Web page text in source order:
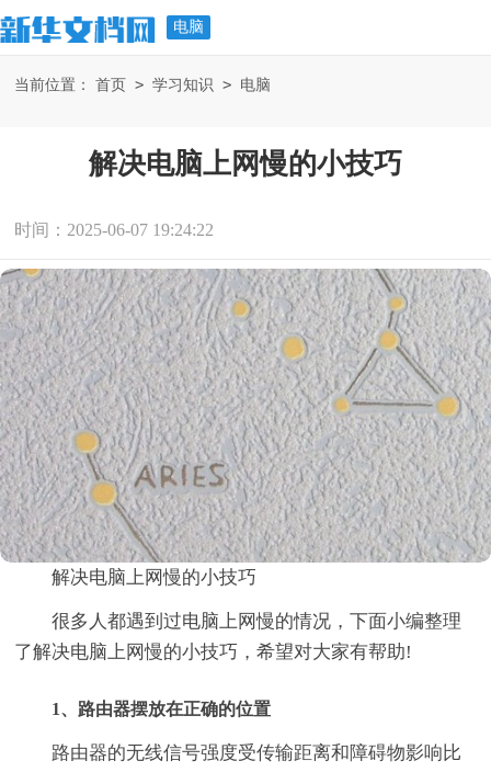
电脑
当前位置： 首页 > 学习知识 > 电脑
解决电脑上网慢的小技巧
时间：2025-06-07 19:24:22
解决电脑上网慢的小技巧
很多人都遇到过电脑上网慢的情况，下面小编整理
了解决电脑上网慢的小技巧，希望对大家有帮助!
1、路由器摆放在正确的位置
路由器的无线信号强度受传输距离和障碍物影响比